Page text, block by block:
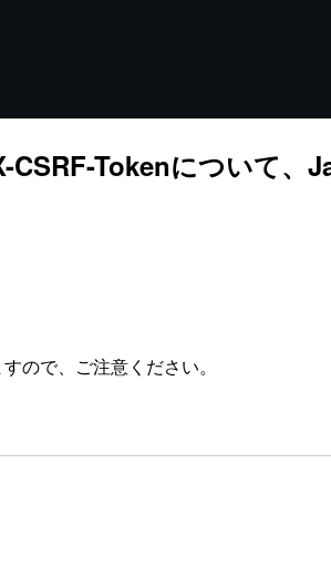
Tokenについて、
ので、ご注意ください。